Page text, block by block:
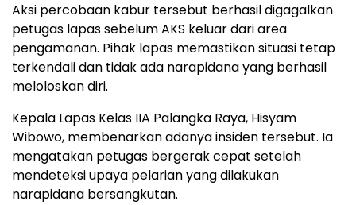
Aksi percobaan kabur tersebut berhasil digagalkan
petugas lapas sebelum AKS keluar dari area
pengamanan. Pihak lapas memastikan situasi tetap
terkendali dan tidak ada narapidana yang berhasil
meloloskan diri.
Kepala Lapas Kelas IIA Palangka Raya, Hisyam
Wibowo, membenarkan adanya insiden tersebut. Ia
mengatakan petugas bergerak cepat setelah
mendeteksi upaya pelarian yang dilakukan
narapidana bersangkutan.